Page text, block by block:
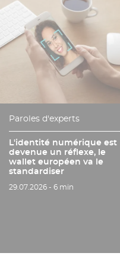
Paroles d'experts
L'identité numérique est
devenue un réflexe, le
wallet européen va le
standardiser
Date de publication
29.07.2026 - Temps de lecture
6 min